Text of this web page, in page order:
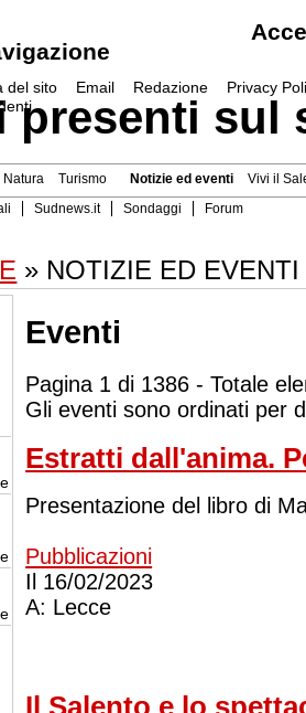
del sito Email Redazione Privacy
presenti sul
Natura Turismo
Notizie ed eventi
Sudnews.it Sondaggi Forum
Vivi il
» NOTIZIE ED EVENTI
Eventi
Pagina 1 di 1386 - Totale
Gli eventi sono ordinati per
Estratti dall'anima.
Presentazione del libro di
Pubblicazioni
Il 16/02/2023
A: Lecce
Il Salento e lo